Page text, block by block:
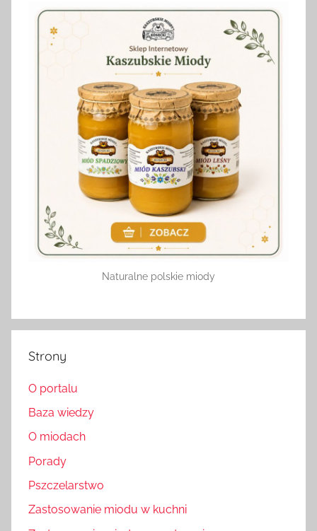
Naturalne polskie miody
Strony
O portalu
Baza wiedzy
O miodach
Porady
Pszczelarstwo
Zastosowanie miodu w kuchni